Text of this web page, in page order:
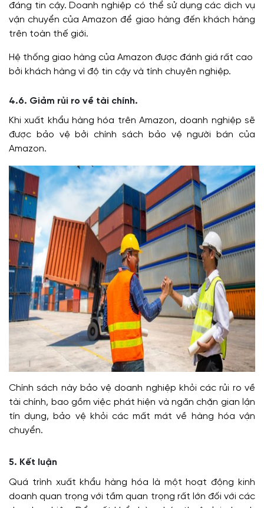
đáng tin cậy. Doanh nghiệp có thể sử dụng các dịch vụ
vận chuyển của Amazon để giao hàng đến khách hàng
trên toàn thế giới.
Hệ thống giao hàng của Amazon được đánh giá rất cao
bởi khách hàng vì độ tin cậy và tính chuyên nghiệp.
4.6. Giảm rủi ro về tài chính.
Khi xuất khẩu hàng hóa trên Amazon, doanh nghiệp sẽ
được bảo vệ bởi chính sách bảo vệ người bán của
Amazon.
Chính sách này bảo vệ doanh nghiệp khỏi các rủi ro về
tài chính, bao gồm việc phát hiện và ngăn chặn gian lận
tín dụng, bảo vệ khỏi các mất mát về hàng hóa vận
chuyển.
5. Kết luận
Quá trình xuất khẩu hàng hóa là một hoạt động kinh
doanh quan trọng với tầm quan trọng rất lớn đối với các